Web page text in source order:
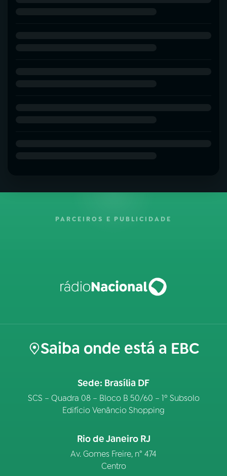
PARCEIROS E PUBLICIDADE
Saiba onde está a EBC
Sede: Brasília DF
SCS – Quadra 08 – Bloco B 50/60 – 1º Subsolo
Edifício Venâncio Shopping
Rio de Janeiro RJ
Av. Gomes Freire, n° 474
Centro